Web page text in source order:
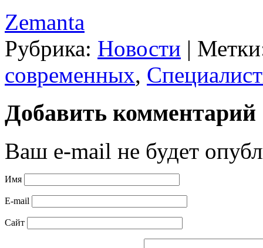
Zemanta
Рубрика: Новости |
современных,
Добавить комментарий
Ваш e-mail не будет
Имя
E-mail
Сайт